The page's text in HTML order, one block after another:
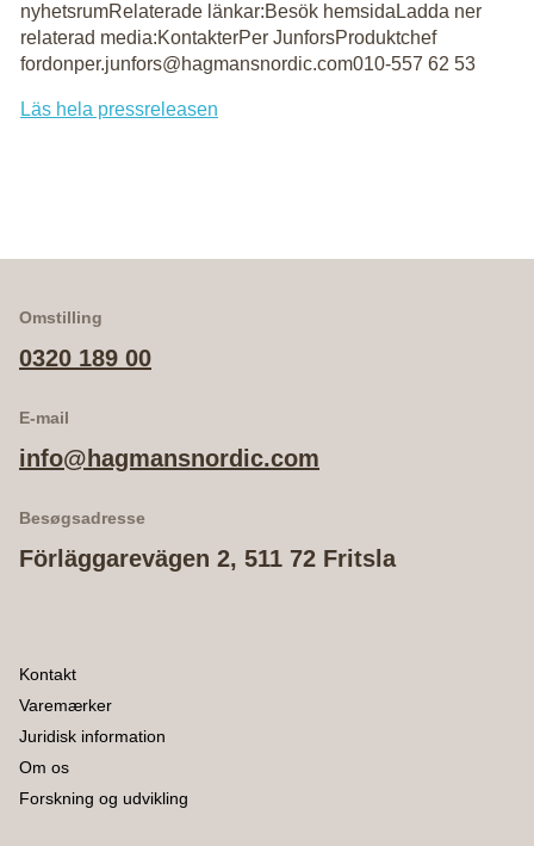
nyhetsrumRelaterade länkar:Besök hemsidaLadda ner
relaterad media:KontakterPer JunforsProduktchef
fordonper.junfors@hagmansnordic.com010-557 62 53
Läs hela pressreleasen
Omstilling
0320 189 00
E-mail
info@hagmansnordic.com
Besøgsadresse
Förläggarevägen 2, 511 72 Fritsla
Kontakt
Varemærker
Juridisk information
Om os
Forskning og udvikling